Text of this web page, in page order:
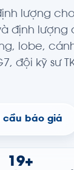
lượng
định lượng
lobe,
đội kỹ sư
cầu báo giá
19+